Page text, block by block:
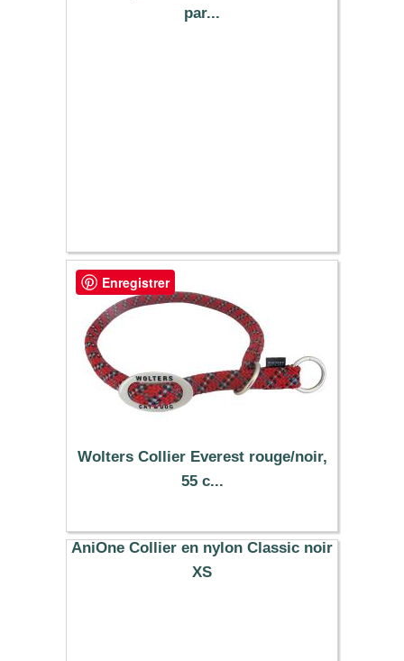
par...
Wolters Collier Everest rouge/noir,
55 c...
17.29 €
AniOne Collier en nylon Classic noir
XS
Enregistrer